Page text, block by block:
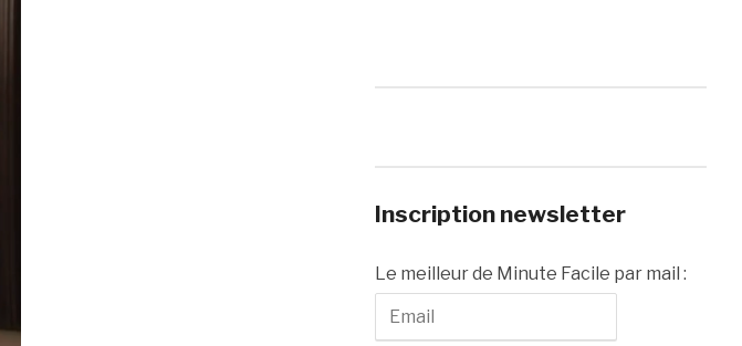
Inscription newsletter
Le meilleur de Minute Facile par mail :